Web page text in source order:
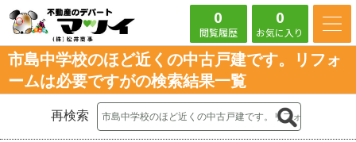
0
閲覧履歴
0
お気に入り
市島中学校のほど近くの中古戸建です。リフォ
ームは必要ですがの検索結果一覧
再検索